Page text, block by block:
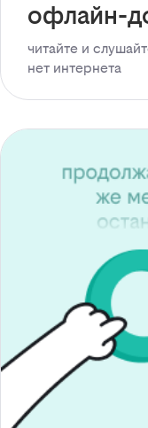
офлайн-
читайте и
нет интернета